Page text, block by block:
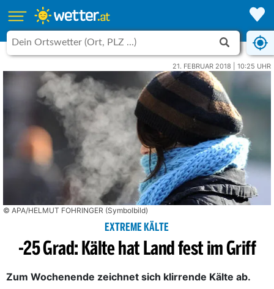
21. FEBRUAR 2018 | 10:25 UHR
© APA/HELMUT FOHRINGER (Symbolbild)
EXTREME KÄLTE
-25 Grad: Kälte hat Land fest im Griff
Zum Wochenende zeichnet sich klirrende Kälte ab.